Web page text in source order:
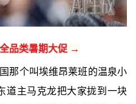
品类暑期大促 →
那个叫埃维昂莱班的温泉小
道主马克龙把大家拢到一块